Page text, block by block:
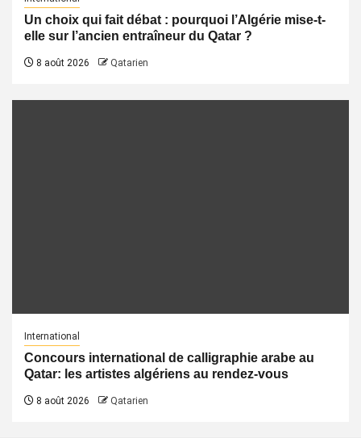
Un choix qui fait débat : pourquoi l’Algérie mise-t-
elle sur l’ancien entraîneur du Qatar ?
8 août 2026 Qatarien
International
Concours international de calligraphie arabe au
Qatar: les artistes algériens au rendez-vous
8 août 2026 Qatarien